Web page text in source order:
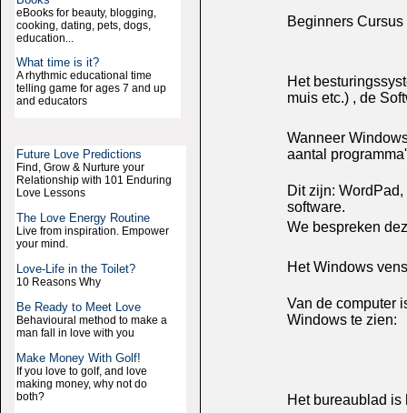
eBooks for beauty, blogging,
cooking, dating, pets, dogs,
education...
What time is it?
A rhythmic educational time
telling game for ages 7 and up
and educators
Future Love Predictions
Find, Grow & Nurture your
Relationship with 101 Enduring
Love Lessons
The Love Energy Routine
Live from inspiration. Empower
your mind.
Love-Life in the Toilet?
10 Reasons Why
Be Ready to Meet Love
Behavioural method to make a
man fall in love with you
Make Money With Golf!
If you love to golf, and love
making money, why not do
both?
Beginners Cursus
Het
muis etc.) , de
Wanneer
aantal
Dit zijn:
software.
We bespreken
Het Windows
Van de computer
Windows te zien:
Het bureaublad is